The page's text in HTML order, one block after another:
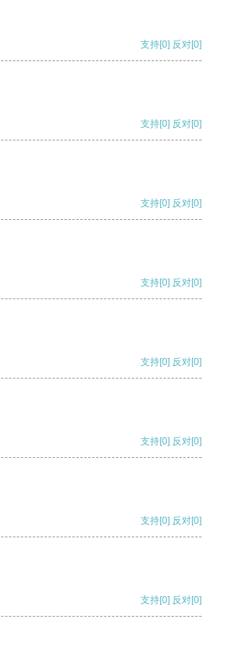
支持[0] 反对[0]
支持[0] 反对[0]
支持[0] 反对[0]
支持[0] 反对[0]
支持[0] 反对[0]
支持[0] 反对[0]
支持[0] 反对[0]
支持[0] 反对[0]